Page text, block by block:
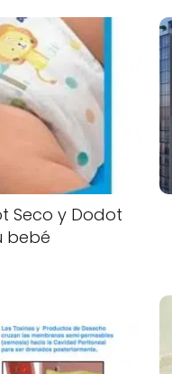
Seco y Dodot
bebé